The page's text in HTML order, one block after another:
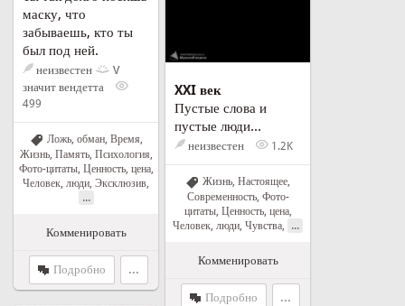
маску, что
забываешь, кто ты
был под ней.
неизвестен
V
значит вендетта
499
Ложь, обман, Время,
Жизнь, Память, Психология,
Фото-цитаты, Ценность, цена,
Человек, люди, Эксклюзив,
...
Комменировать
Подробно ...
XXI век
Пустые слова и
пустые люди...
неизвестен 1.2K
Жизнь, Настоящее,
Современность, Фото-
цитаты, Ценность, цена,
Человек, люди, Чувства, ...
Комменировать
Подробно ...